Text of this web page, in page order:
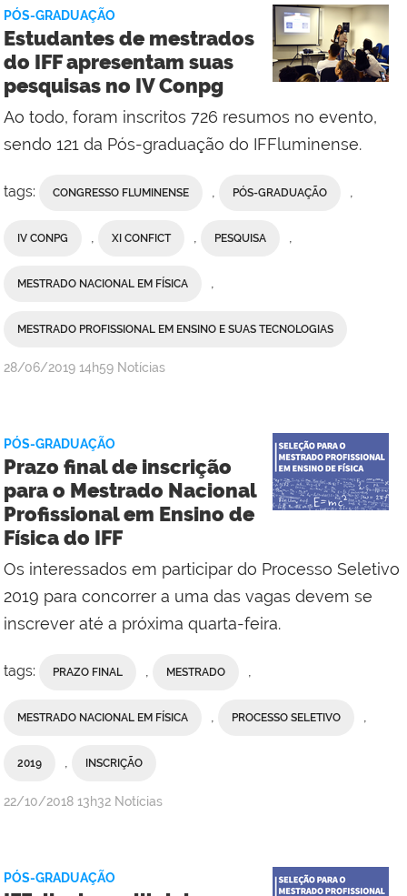
PÓS-GRADUAÇÃO
Estudantes de mestrados
do IFF apresentam suas
pesquisas no IV Conpg
Ao todo, foram inscritos 726 resumos no evento,
sendo 121 da Pós-graduação do IFFluminense.
tags: CONGRESSO FLUMINENSE , PÓS-GRADUAÇÃO ,
IV CONPG , XI CONFICT , PESQUISA ,
MESTRADO NACIONAL EM FÍSICA ,
MESTRADO PROFISSIONAL EM ENSINO E SUAS TECNOLOGIAS
por
Reitoria
publicado
28/06/2019 14h59 Notícias
PÓS-GRADUAÇÃO
Prazo final de inscrição
para o Mestrado Nacional
Profissional em Ensino de
Física do IFF
Os interessados em participar do Processo Seletivo
2019 para concorrer a uma das vagas devem se
inscrever até a próxima quarta-feira.
tags: PRAZO FINAL MESTRADO
MESTRADO NACIONAL EM FÍSICA PROCESSO SELETIVO
2019 INSCRIÇÃO
por
Reitoria
publicado
22/10/2018 13h32 Notícias
PÓS-GRADUAÇÃO